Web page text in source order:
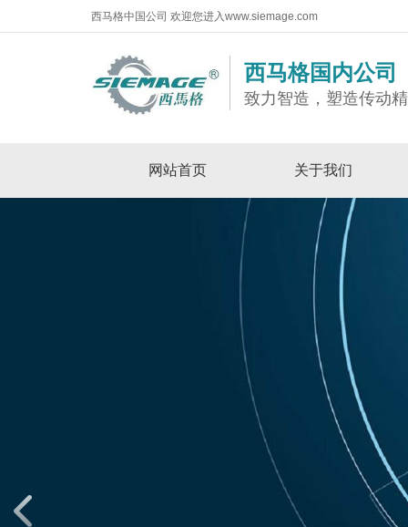
西马格中国公司 欢迎您进入www.siemage.com
西马格国内公司
致力智造，塑造传动
网站首页 关于我们